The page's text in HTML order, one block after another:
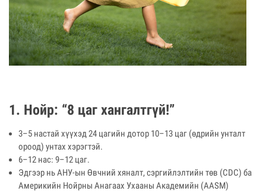
1. Нойр: “8 цаг хангалтгүй!”
3–5 настай хүүхэд 24 цагийн дотор 10–13 цаг (өдрийн унталт
ороод) унтах хэрэгтэй.
6–12 нас: 9–12 цаг.
Эдгээр нь АНУ-ын Өвчний хяналт, сэргийлэлтийн төв (CDC) ба
Америкийн Нойрны Анагаах Ухааны Академийн (AASM)